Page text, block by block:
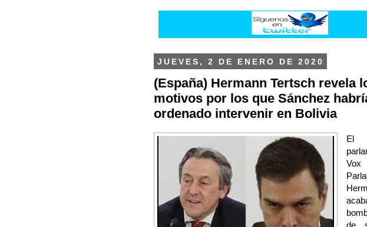
JUEVES, 2 DE ENERO DE 2020
(España) Hermann Tertsch revela
motivos por los que Sánchez
ordenado intervenir en Bolivia
El